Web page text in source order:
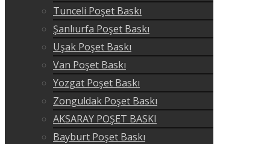
Tunceli Poşet Baskı
Şanlıurfa Poşet Baskı
Uşak Poşet Baskı
Van Poşet Baskı
Yozgat Poşet Baskı
Zonguldak Poşet Baskı
AKSARAY POŞET BASKI
Bayburt Poşet Baskı